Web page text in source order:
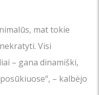
mat tokie
Visi
– gana dinamiški,
– kalbėjo